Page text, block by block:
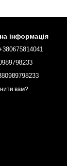
інформація
вам?